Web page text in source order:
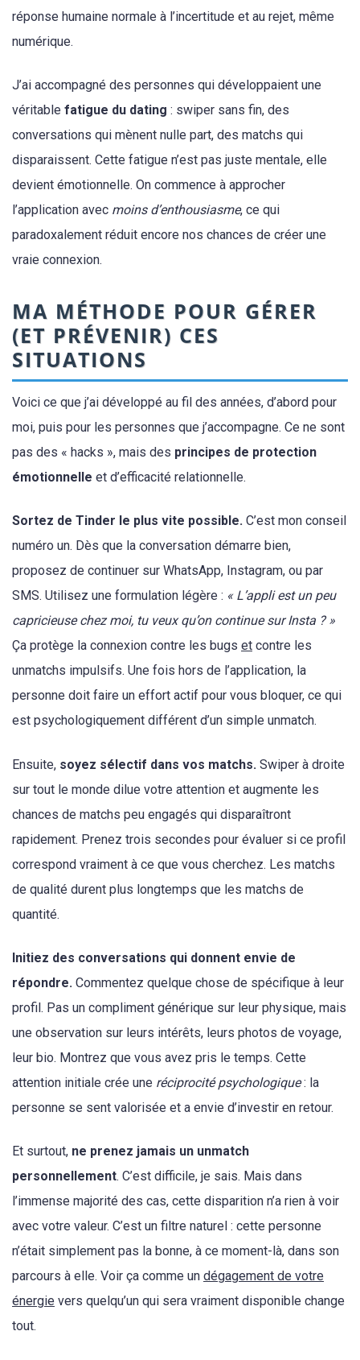
réponse humaine normale à l’incertitude et au rejet, même
numérique.
J’ai accompagné des personnes qui développaient une
véritable fatigue du dating : swiper sans fin, des
conversations qui mènent nulle part, des matchs qui
disparaissent. Cette fatigue n’est pas juste mentale, elle
devient émotionnelle. On commence à approcher
l’application avec moins d’enthousiasme, ce qui
paradoxalement réduit encore nos chances de créer une
vraie connexion.
MA MÉTHODE POUR GÉRER
(ET PRÉVENIR) CES
SITUATIONS
Voici ce que j’ai développé au fil des années, d’abord pour
moi, puis pour les personnes que j’accompagne. Ce ne sont
pas des « hacks », mais des principes de protection
émotionnelle et d’efficacité relationnelle.
Sortez de Tinder le plus vite possible. C’est mon conseil
numéro un. Dès que la conversation démarre bien,
proposez de continuer sur WhatsApp, Instagram, ou par
SMS. Utilisez une formulation légère : « L’appli est un peu
capricieuse chez moi, tu veux qu’on continue sur Insta ? »
Ça protège la connexion contre les bugs et contre les
unmatchs impulsifs. Une fois hors de l’application, la
personne doit faire un effort actif pour vous bloquer, ce qui
est psychologiquement différent d’un simple unmatch.
Ensuite, soyez sélectif dans vos matchs. Swiper à droite
sur tout le monde dilue votre attention et augmente les
chances de matchs peu engagés qui disparaîtront
rapidement. Prenez trois secondes pour évaluer si ce profil
correspond vraiment à ce que vous cherchez. Les matchs
de qualité durent plus longtemps que les matchs de
quantité.
Initiez des conversations qui donnent envie de
répondre. Commentez quelque chose de spécifique à leur
profil. Pas un compliment générique sur leur physique, mais
une observation sur leurs intérêts, leurs photos de voyage,
leur bio. Montrez que vous avez pris le temps. Cette
attention initiale crée une réciprocité psychologique: la
personne se sent valorisée et a envie d’investir en retour.
Et surtout, ne prenez jamais un unmatch
personnellement. C’est difficile, je sais. Mais dans
l’immense majorité des cas, cette disparition n’a rien à voir
avec votre valeur. C’est un filtre naturel : cette personne
n’était simplement pas la bonne, à ce moment-là, dans son
parcours à elle. Voir ça comme un dégagement de votre
énergie vers quelqu’un qui sera vraiment disponible change
tout.